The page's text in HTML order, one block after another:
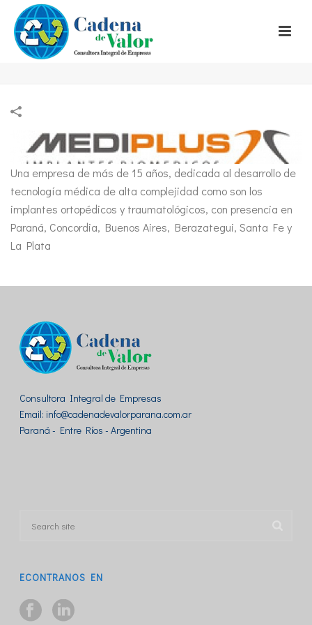
Una empresa de más de 15 años, dedicada al desarrollo de
tecnología médica de alta complejidad como son los
implantes ortopédicos y traumatológicos, con presencia en
Paraná, Concordia, Buenos Aires, Berazategui, Santa Fe y
La Plata
Consultora Integral de Empresas
Email: info@cadenadevalorparana.com.ar
Paraná - Entre Ríos - Argentina
ECONTRANOS EN